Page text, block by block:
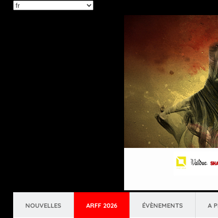
Select
NOUVELLES ARFF 2026 ÉVÈNEMENTS A